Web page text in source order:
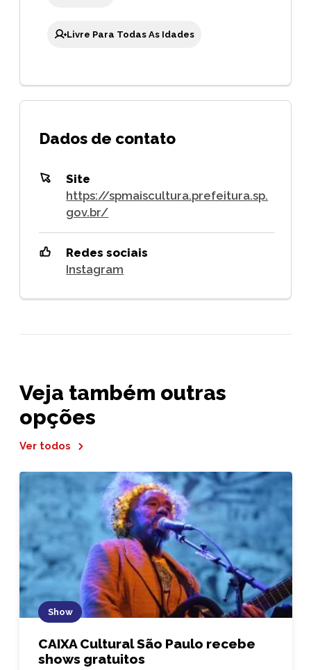
Livre Para Todas As Idades
Dados de contato
Site
https://spmaiscultura.prefeitura.sp.
gov.br/
Redes sociais
Instagram
Veja também outras
opções
Ver todos
Show
CAIXA Cultural São Paulo recebe
shows gratuitos